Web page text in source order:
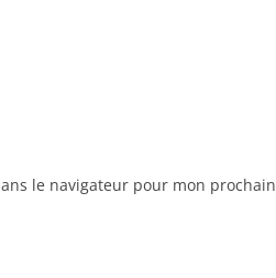
le navigateur pour mon prochain